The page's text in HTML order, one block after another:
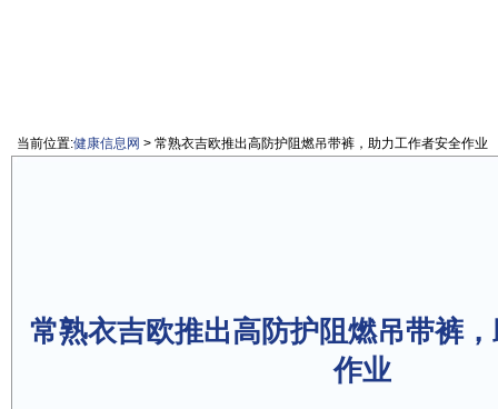
当前位置:健康信息网 > 常熟衣吉欧推出高防护阻燃吊带裤，助力工作者安全作业
常熟衣吉欧推出高防护阻燃吊带裤
作业